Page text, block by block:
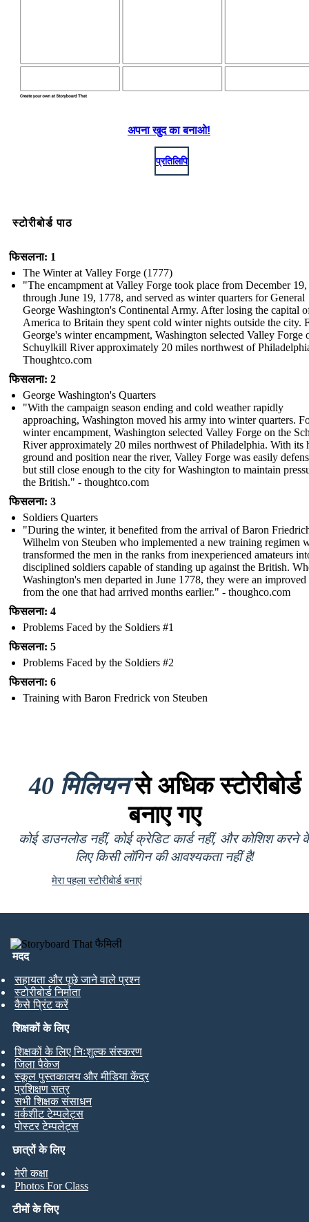
अपना खुद का बनाओ!
प्रतिलिपि
स्टोरीबोर्ड पाठ
फिसलना: 1
The Winter at Valley Forge (1777)
"The encampment at Valley Forge took place from December
through June 19, 1778, and served as winter quarters for General
George Washington's Continental Army. After losing the capital
America to Britain they spent cold winter nights outside the city.
George's winter encampment, Washington selected Valley Forge
Schuylkill River approximately 20 miles northwest of
Thoughtco.com
फिसलना: 2
George Washington's Quarters
"With the campaign season ending and cold weather rapidly
approaching, Washington moved his army into winter quarters.
winter encampment, Washington selected Valley Forge on the
River approximately 20 miles northwest of Philadelphia. With its
ground and position near the river, Valley Forge was easily
but still close enough to the city for Washington to maintain
the British." - thoughtco.com
फिसलना: 3
Soldiers Quarters
"During the winter, it benefited from the arrival of Baron
Wilhelm von Steuben who implemented a new training regimen
transformed the men in the ranks from inexperienced amateurs
disciplined soldiers capable of standing up against the British.
Washington's men departed in June 1778, they were an improved
from the one that had arrived months earlier." - thoughco.com
फिसलना: 4
Problems Faced by the Soldiers #1
फिसलना: 5
Problems Faced by the Soldiers #2
फिसलना: 6
Training with Baron Fredrick von Steuben
40 मिलियनसे अधिक स्टोरीबोर्ड
बनाए गए
कोई डाउनलोड नहीं, कोई क्रेडिट कार्ड नहीं, और कोशिश करने
लिए किसी लॉगिन की आवश्यकता नहीं है!
मेरा पहला स्टोरीबोर्ड बनाएं
मदद
सहायता और पूछे जाने वाले प्रश्न
स्टोरीबोर्ड निर्माता
कैसे प्रिंट करें
छात्रों के लिए
मेरी कक्षा
Photos For Class
शिक्षकों के लिए
शिक्षकों के लिए निःशुल्क संस्करण
जिला पैकेज
स्कूल पुस्तकालय और मीडिया केंद्र
प्रशिक्षण सत्र
सभी शिक्षक संसाधन
वर्कशीट टेम्पलेट्स
पोस्टर टेम्पलेट्स
टीमों के लिए